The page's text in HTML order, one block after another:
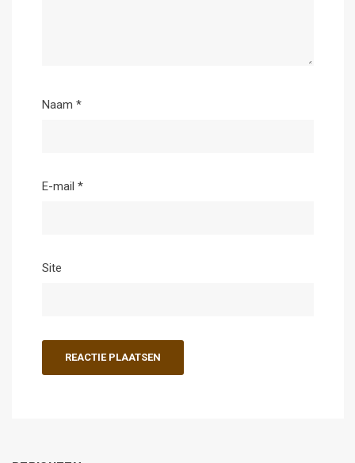
Naam *
E-mail *
Site